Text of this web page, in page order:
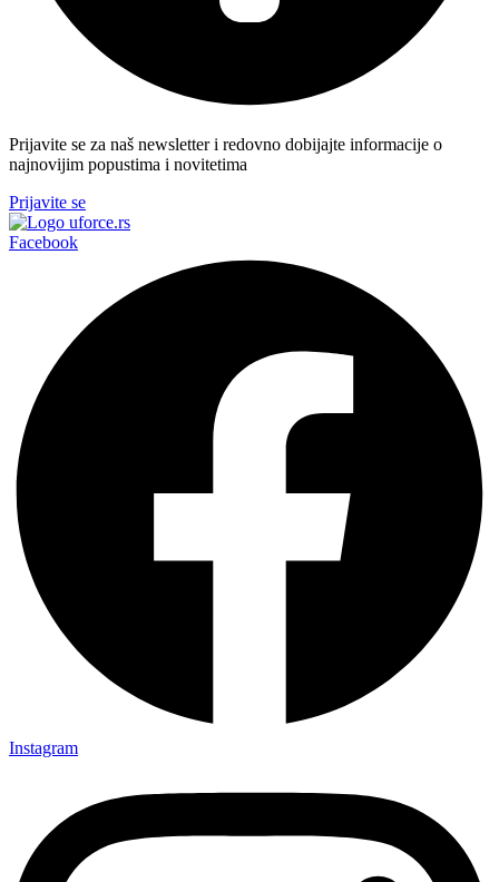
Prijavite se za naš newsletter i redovno dobijajte informacije o
najnovijim popustima i novitetima
Prijavite se
Facebook
Instagram